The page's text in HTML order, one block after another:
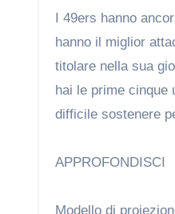
I 49ers hanno
hanno il miglior
titolare nella sua
hai le prime cinque
difficile sostenere
APPROFONDISCI
Modello di